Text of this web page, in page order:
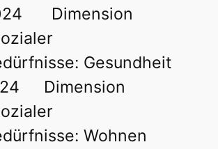
Dimension
Gesundheit
Dimension
Wohnen